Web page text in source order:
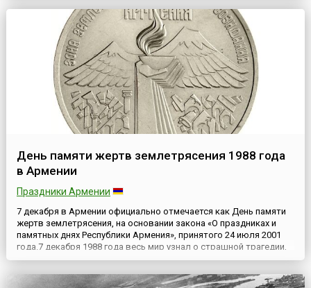
согласится выйти замуж только за того, кто превзойдет ее...
День памяти жертв землетрясения 1988 года
в Армении
Праздники Армении
7 декабря в Армении официально отмечается как День памяти
жертв землетрясения, на основании закона «О праздниках и
памятных днях Республики Армения», принятого 24 июля 2001
года.7 декабря 1988 года весь мир узнал о страшной трагедии,
когда был разрушен целый город, а под его развалинами
обратился город Спитак, наполовину разрушился Ленинакан...